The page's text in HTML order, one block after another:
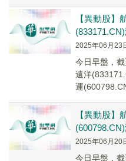
【異動股】
2025年06月23
今日早盤，
遠洋
運
【異動股】
2025年06月20
今日早盤，